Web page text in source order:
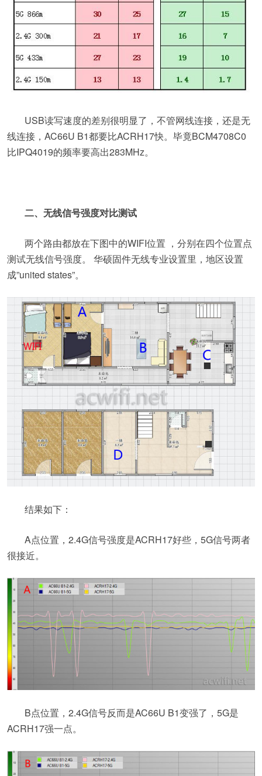
USB读写速度的差别很明显了，不管网线连接，还是无
线连接，AC66U B1都要比ACRH17快。毕竟BCM4708C0
比IPQ4019的频率要高出283MHz。
二、无线信号强度对比测试
两个路由都放在下图中的WIFI位置 ，分别在四个位置点
测试无线信号强度。 华硕固件无线专业设置里，地区设置
成”united states”。
结果如下：
A点位置，2.4G信号强度是ACRH17好些，5G信号两者
很接近。
B点位置，2.4G信号反而是AC66U B1变强了，5G是
ACRH17强一点。